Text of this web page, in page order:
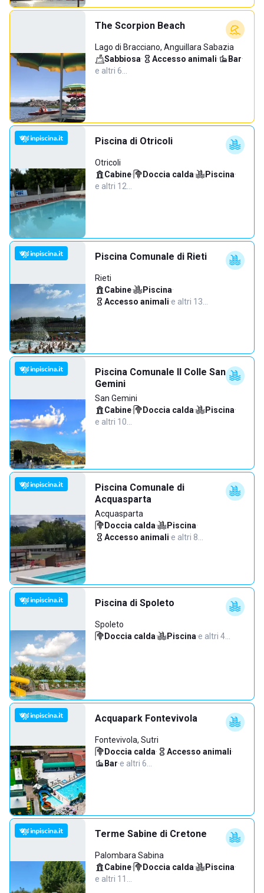
The Scorpion Beach
Lago di Bracciano, Anguillara Sabazia
Sabbiosa· Accesso animali· Bar·
e altri 6…
Piscina di Otricoli
Otricoli
Cabine· Doccia calda· Piscina·
e altri 12…
Piscina Comunale di Rieti
Rieti
Cabine· Piscina·
Accesso animali·e altri 13…
Piscina Comunale Il Colle San
Gemini
San Gemini
Cabine· Doccia calda· Piscina·
e altri 10…
Piscina Comunale di
Acquasparta
Acquasparta
Doccia calda· Piscina·
Accesso animali·e altri 8…
Piscina di Spoleto
Spoleto
Doccia calda· Piscina·e altri 4…
Acquapark Fontevivola
Fontevivola, Sutri
Doccia calda· Accesso animali·
Bar·e altri 6…
Terme Sabine di Cretone
Palombara Sabina
Cabine· Doccia calda· Piscina·
e altri 11…